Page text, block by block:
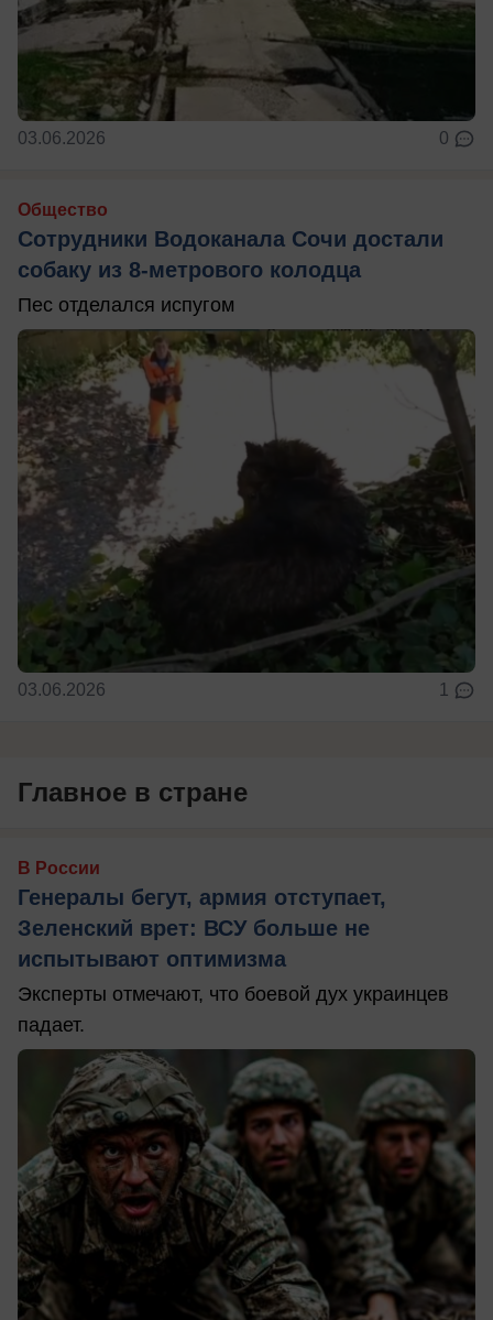
03.06.2026 0
Общество
Сотрудники Водоканала Сочи достали
собаку из 8-метрового колодца
Пес отделался испугом
03.06.2026 1
Главное в стране
В России
Генералы бегут, армия отступает,
Зеленский врет: ВСУ больше не
испытывают оптимизма
Эксперты отмечают, что боевой дух украинцев
падает.